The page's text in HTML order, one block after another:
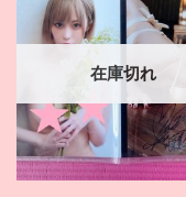
在庫切れ